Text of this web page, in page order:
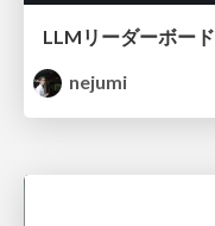
nejumi